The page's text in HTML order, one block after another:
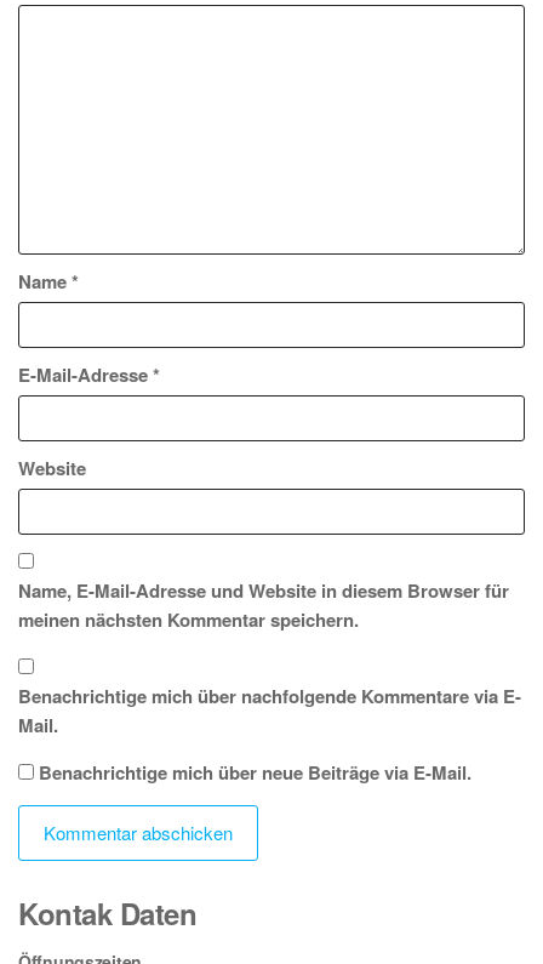
Name*
E-Mail-Adresse*
Website
Name, E-Mail-Adresse und Website in diesem Browser für
meinen nächsten Kommentar speichern.
Benachrichtige mich über nachfolgende Kommentare via E-
Mail.
Benachrichtige mich über neue Beiträge via E-Mail.
Kontak Daten